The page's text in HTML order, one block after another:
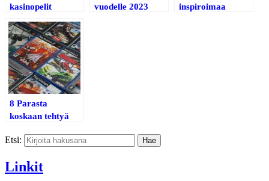
kasinopelit
vuodelle 2023
inspiroimaa
8 Parasta
koskaan tehtyä
Etsi:
Linkit